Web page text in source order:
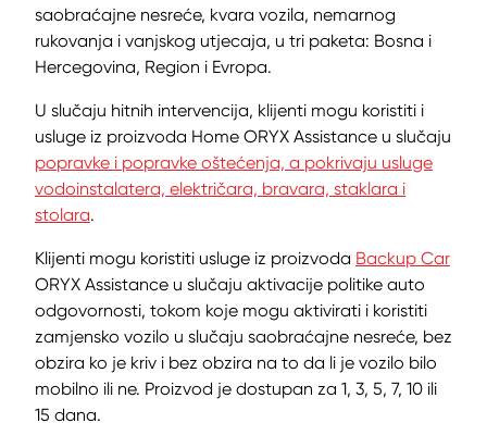
saobraćajne nesreće, kvara vozila, nemarnog
rukovanja i vanjskog utjecaja, u tri paketa: Bosna i
Hercegovina, Region i Evropa.
U slučaju hitnih intervencija, klijenti mogu koristiti i
usluge iz proizvoda Home ORYX Assistance u slučaju
popravke i popravke oštećenja, a pokrivaju usluge
vodoinstalatera, električara, bravara, staklara i
stolara.
Klijenti mogu koristiti usluge iz proizvoda Backup Car
ORYX Assistance u slučaju aktivacije politike auto
odgovornosti, tokom koje mogu aktivirati i koristiti
zamjensko vozilo u slučaju saobraćajne nesreće, bez
obzira ko je kriv i bez obzira na to da li je vozilo bilo
mobilno ili ne. Proizvod je dostupan za 1, 3, 5, 7, 10 ili
15 dana.